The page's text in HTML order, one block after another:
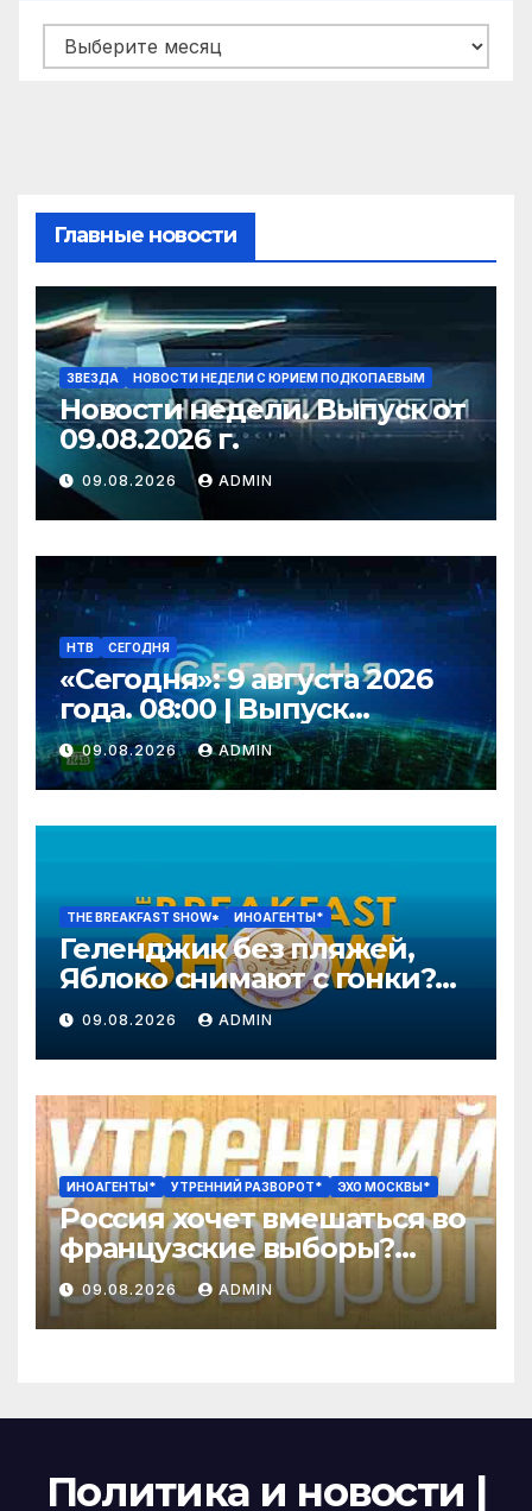
Архивы
Главные новости
ЗВЕЗДА НОВОСТИ НЕДЕЛИ С ЮРИЕМ ПОДКОПАЕВЫМ
Новости недели. Выпуск от
09.08.2026 г.
09.08.2026 ADMIN
НТВ СЕГОДНЯ
«Сегодня»: 9 августа 2026
года. 08:00 | Выпуск
новостей | Новости НТВ
09.08.2026 ADMIN
THE BREAKFAST SHOW* ИНОАГЕНТЫ*
Геленджик без пляжей,
Яблоко снимают с гонки?
Колобку грозят расправой.
Давлетгильдеев, Рогов
09.08.2026 ADMIN
ИНОАГЕНТЫ* УТРЕННИЙ РАЗВОРОТ* ЭХО МОСКВЫ*
Россия хочет вмешаться во
французские выборы?
Эпичный провал «Колобка»
/ Катаев*, Бородина
09.08.2026 ADMIN
Политика и новости |